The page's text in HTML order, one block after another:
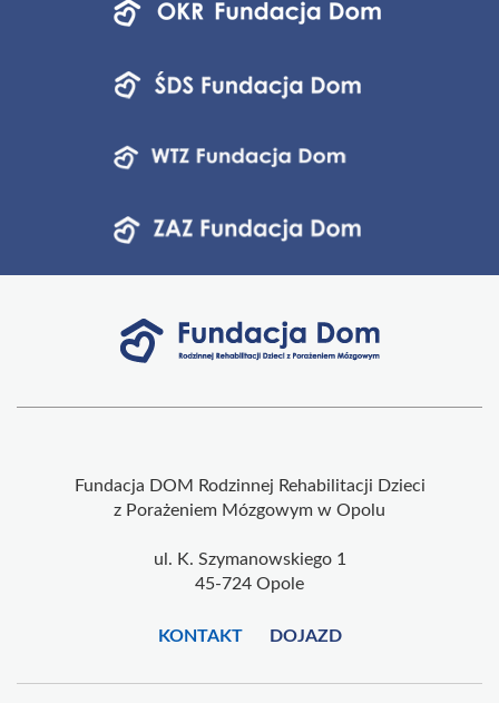
Fundacja DOM Rodzinnej Rehabilitacji Dzieci
z Porażeniem Mózgowym w Opolu
ul. K. Szymanowskiego 1
45-724 Opole
KONTAKT DOJAZD